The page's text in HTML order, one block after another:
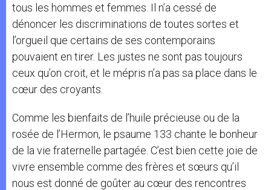
tous les hommes et femmes. Il n’a cessé de
dénoncer les discriminations de toutes sortes et
l’orgueil que certains de ses contemporains
pouvaient en tirer. Les justes ne sont pas toujours
ceux qu’on croit, et le mépris n’a pas sa place dans le
cœur des croyants.
Comme les bienfaits de l’huile précieuse ou de la
rosée de l’Hermon, le psaume 133 chante le bonheur
de la vie fraternelle partagée. C’est bien cette joie de
vivre ensemble comme des frères et sœurs qu’il
nous est donné de goûter au cœur des rencontres